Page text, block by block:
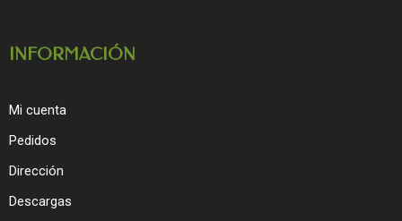
INFORMACIÓN
Mi cuenta
Pedidos
Dirección
Descargas